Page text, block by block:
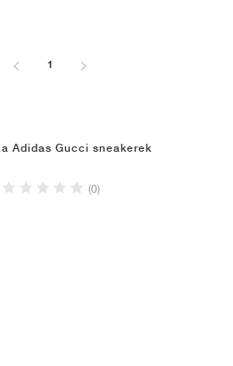
1
Adidas Gucci sneakerek
(0)